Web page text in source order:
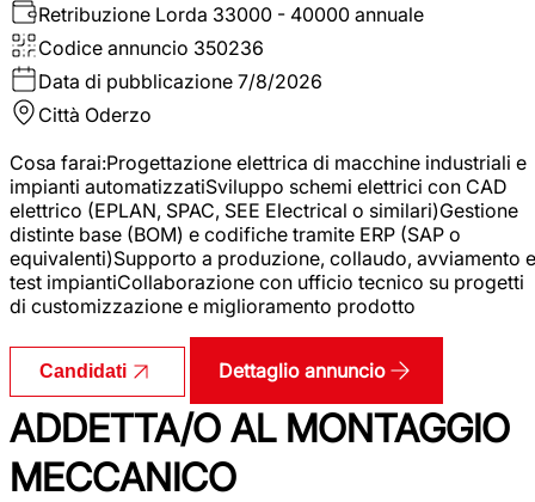
Retribuzione Lorda 33000 - 40000 annuale
Codice annuncio 350236
Data di pubblicazione 7/8/2026
Città Oderzo
Cosa farai:Progettazione elettrica di macchine industriali e
impianti automatizzatiSviluppo schemi elettrici con CAD
elettrico (EPLAN, SPAC, SEE Electrical o similari)Gestione
distinte base (BOM) e codifiche tramite ERP (SAP o
equivalenti)Supporto a produzione, collaudo, avviamento e
test impiantiCollaborazione con ufficio tecnico su progetti
di customizzazione e miglioramento prodotto
Candidati Dettaglio annuncio
ADDETTA/O AL MONTAGGIO
MECCANICO